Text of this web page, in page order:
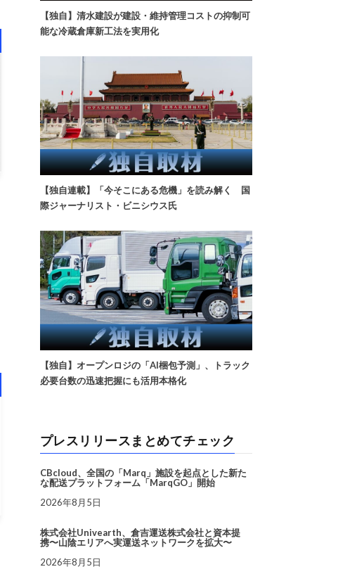
【独自】清水建設が建設・維持管理コストの抑制可
能な冷蔵倉庫新工法を実用化
【独自連載】「今そこにある危機」を読み解く 国
際ジャーナリスト・ビニシウス氏
【独自】オープンロジの「AI梱包予測」、トラック
必要台数の迅速把握にも活用本格化
プレスリリースまとめてチェック
CBcloud、全国の「Marq」施設を起点とした新た
な配送プラットフォーム「MarqGO」開始
2026年8月5日
株式会社Univearth、倉吉運送株式会社と資本提
携〜山陰エリアへ実運送ネットワークを拡大〜
2026年8月5日